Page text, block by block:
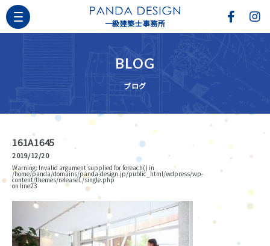
一級建築士事務所
BLOG
ブログ
161A1645
2019/12/20
Warning: Invalid argument supplied for foreach() in
/home/panda/domains/panda-design.jp/public_html/wdpress/wp-
content/themes/release1/single.php
on line23